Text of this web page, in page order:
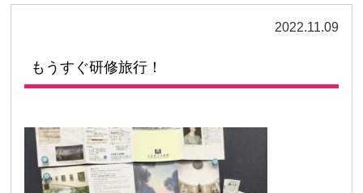
建学の精神と校是 施設・設備
制服紹介
祥美会（保護者の会）・淑美
会（卒業生の会）
サポーターズサイト（寄付金
のお願い）
2022.11.09
もうすぐ研修旅行！